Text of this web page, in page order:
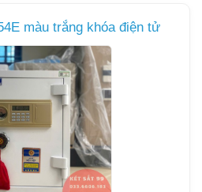
màu trắng khóa điện tử